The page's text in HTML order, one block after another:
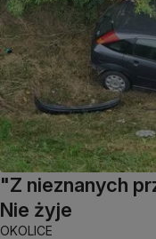
"Z nieznanych
Nie żyje
OKOLICE